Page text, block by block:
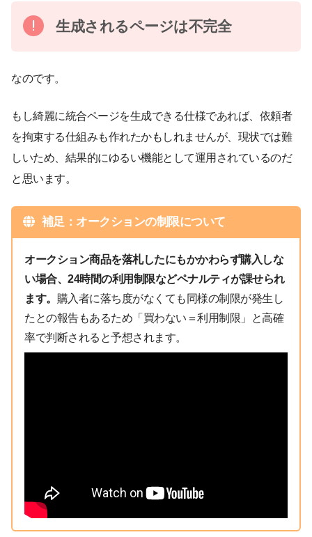
生成されるページは不完全
なのです。
もし綺麗に統合ページを生成できる仕様であれば、依頼者
を拘束する仕組みも作れたかもしれませんが、現状では難
しいため、結果的にゆるい機能として運用されているのだ
と思います。
補足：オークションの制限について
オークション商品を落札したにもかかわらず購入しな
い場合、24時間の利用制限などペナルティが課せられ
ます。 購入者に落ち度がなくても同様の制限が発生し
たとの報告もあるため「買わない＝利用制限」と高確
率で判断されると予想されます。